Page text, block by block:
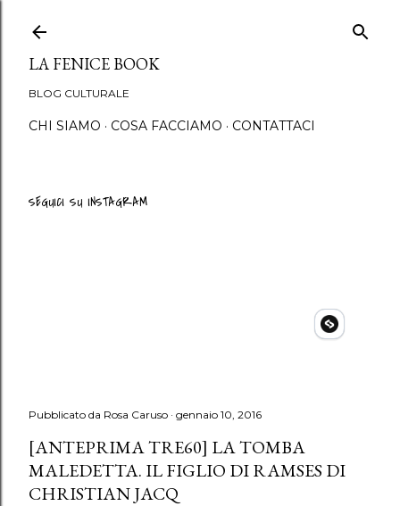
Passa ai contenuti
LA FENICE BOOK
BLOG CULTURALE
CHI SIAMO COSA FACCIAMO CONTATTACI
SEGUICI SU INSTAGRAM
Pubblicato da Rosa Caruso gennaio 10, 2016
[ANTEPRIMA TRE60] LA TOMBA
MALEDETTA. IL FIGLIO DI RAMSES DI
CHRISTIAN JACQ